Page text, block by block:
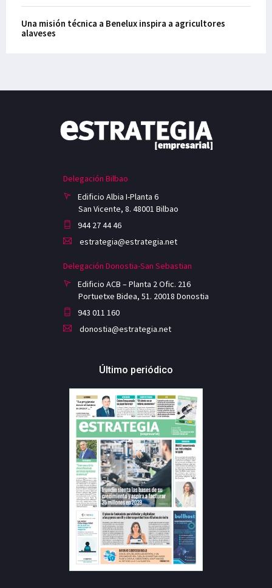
Una misión técnica a Benelux inspira a agricultores
alaveses
Delegación Bilbao
Edificio Albia I-Planta 6
San Vicente, 8. 48001 Bilbao
944 27 44 46
estrategia@estrategia.net
Delegación Donostia-San Sebastian
Edificio ACB – Planta 2 Ofic. 216
Portuetxe Bidea, 51. 20018 Donostia
943 011 160
donostia@estrategia.net
Último periódico